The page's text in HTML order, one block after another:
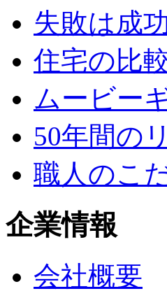
失敗は成
住宅の比
ムービー
50年間の
職人のこ
企業情報
会社概要